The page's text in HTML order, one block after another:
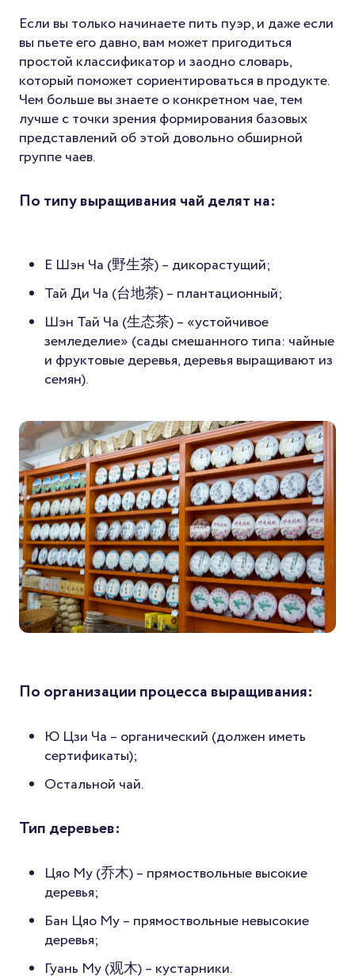
Если вы только начинаете пить пуэр, и даже если
вы пьете его давно, вам может пригодиться
простой классификатор и заодно словарь,
который поможет сориентироваться в продукте.
Чем больше вы знаете о конкретном чае, тем
лучше с точки зрения формирования базовых
представлений об этой довольно обширной
группе чаев.
По типу выращивания чай делят на:
Е Шэн Ча (野生茶) – дикорастущий;
Тай Ди Ча (台地茶) – плантационный;
Шэн Тай Ча (生态茶) – «устойчивое
земледелие» (сады смешанного типа: чайные
и фруктовые деревья, деревья выращивают из
семян).
По организации процесса выращивания:
Ю Цзи Ча – органический (должен иметь
сертификаты);
Остальной чай.
Тип деревьев:
Цяо Му (乔木) – прямоствольные высокие
деревья;
Бан Цяо Му – прямоствольные невысокие
деревья;
Гуань Му (观木) – кустарники.